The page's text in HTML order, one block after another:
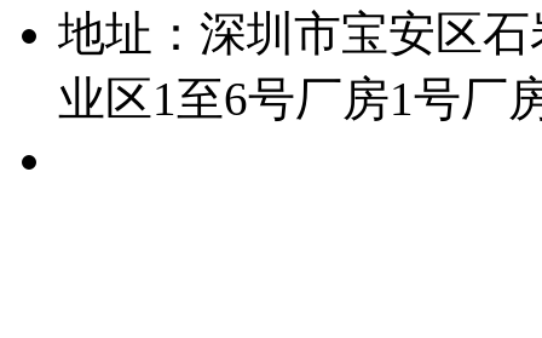
地址：深圳市宝安区
业区1至6号厂房1号厂